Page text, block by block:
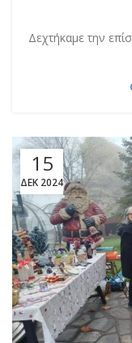
Δεχτήκαμε την
15
ΔΕΚ 2024